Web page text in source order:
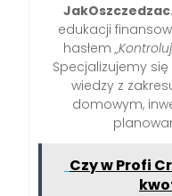
edukacji
hasłem
Specjalizujemy
wiedzy z
domowym,
Czy w Profi